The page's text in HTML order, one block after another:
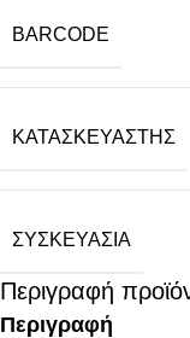
BARCODE
ΚΑΤΑΣΚΕΥΑΣΤΉΣ
ΣΥΣΚΕΥΑΣΊΑ
Περιγραφή
Περιγραφή